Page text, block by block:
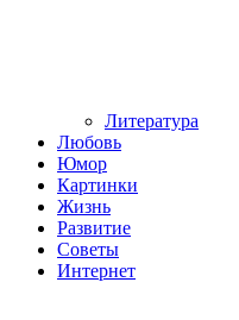
Литература
Любовь
Юмор
Картинки
Жизнь
Развитие
Советы
Интернет